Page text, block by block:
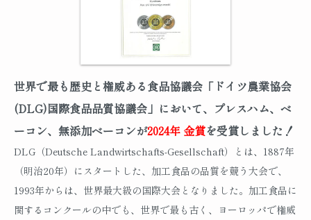
世界で最も歴史と権威ある食品協議会「ドイツ農業協会
(DLG)国際食品品質協議会」において、プレスハム、ベ
ーコン、無添加ベーコンが2024年 金賞を受賞しました！
DLG（Deutsche Landwirtschafts-Gesellschaft）とは、1887年
（明治20年）にスタートした、加工食品の品質を競う大会で、
1993年からは、世界最大級の国際大会となりました。加工食品に
関するコンクールの中でも、世界で最も古く、ヨーロッパで権威